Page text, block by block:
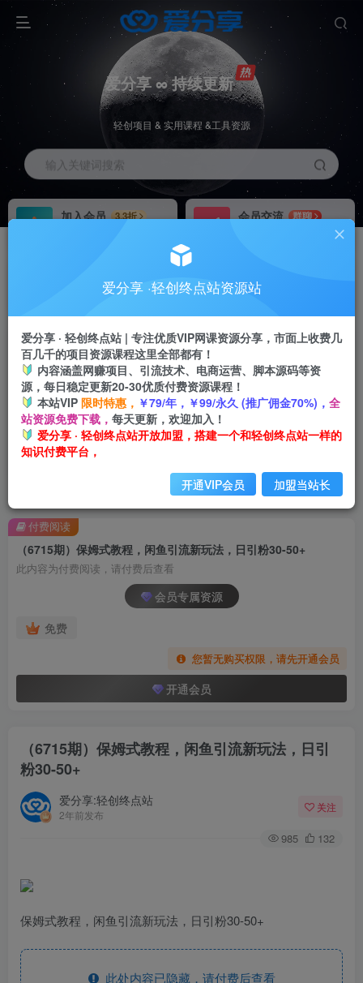
爱分享 ∞ 持续更新
轻创项目 & 实用课程 &工具资源
输入关键词搜索
加入会员
3.3折
会员交流
群聊
推广返佣高达70%
24小时自动赚钱
加入会员享受权益福利
（6715期）保姆式教程，闲鱼引流新玩法，日引粉30-50+
此内容为付费阅读，请付费后查看
会员专属资源
免费
您暂无购买权限，请先开通会员
开通会员
付费阅读
（6715期）保姆式教程，闲鱼引流新玩法，日引
粉30-50+
爱分享:轻创终点站
2年前发布
关注
985 132
保姆式教程，闲鱼引流新玩法，日引粉30-50+
此处内容已隐藏，请付费后查看
爱分享 ·轻创终点站资源站
爱分享 · 轻创终点站 | 专注优质VIP网课资源分享，市面上收费几
百几千的项目资源课程这里全部都有！
内容涵盖网赚项目、引流技术、电商运营、脚本源码等资
源，每日稳定更新20-30优质付费资源课程！
本站VIP 限时特惠， ￥79/年，￥99/永久 (推广佣金70%)， 全
站资源免费下载， 每天更新，欢迎加入！
爱分享 · 轻创终点站开放加盟，搭建一个和轻创终点站一样的
知识付费平台，
开通VIP会员 加盟当站长